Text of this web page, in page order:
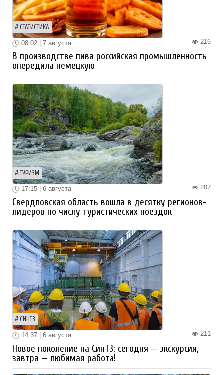
СТАТИСТИКА
216
08:02 | 7 августа
В производстве пива российская промышленность
опередила немецкую
ТУРИЗМ
207
17:15 | 6 августа
Свердловская область вошла в десятку регионов-
лидеров по числу туристических поездок
СИНТЗ
211
14:37 | 6 августа
Новое поколение на СинТЗ: сегодня — экскурсия,
завтра — любимая работа!